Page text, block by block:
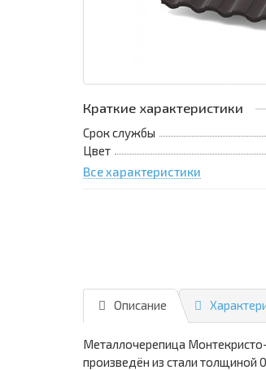
Краткие характеристики
Срок службы
Цвет
Все характеристики
Описание
Металлочерепица
произведён из стали толщиной